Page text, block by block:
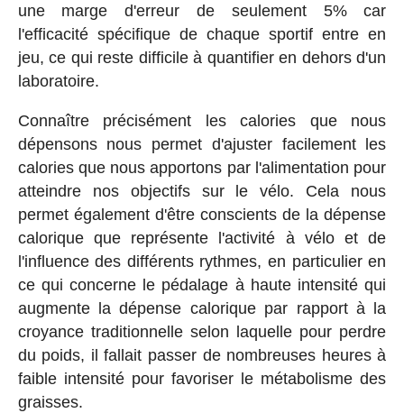
une marge d'erreur de seulement 5% car
l'efficacité spécifique de chaque sportif entre en
jeu, ce qui reste difficile à quantifier en dehors d'un
laboratoire.
Connaître précisément les calories que nous
dépensons nous permet d'ajuster facilement les
calories que nous apportons par l'alimentation pour
atteindre nos objectifs sur le vélo. Cela nous
permet également d'être conscients de la dépense
calorique que représente l'activité à vélo et de
l'influence des différents rythmes, en particulier en
ce qui concerne le pédalage à haute intensité qui
augmente la dépense calorique par rapport à la
croyance traditionnelle selon laquelle pour perdre
du poids, il fallait passer de nombreuses heures à
faible intensité pour favoriser le métabolisme des
graisses.